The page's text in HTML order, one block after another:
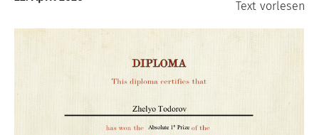
Text vorlesen
Image